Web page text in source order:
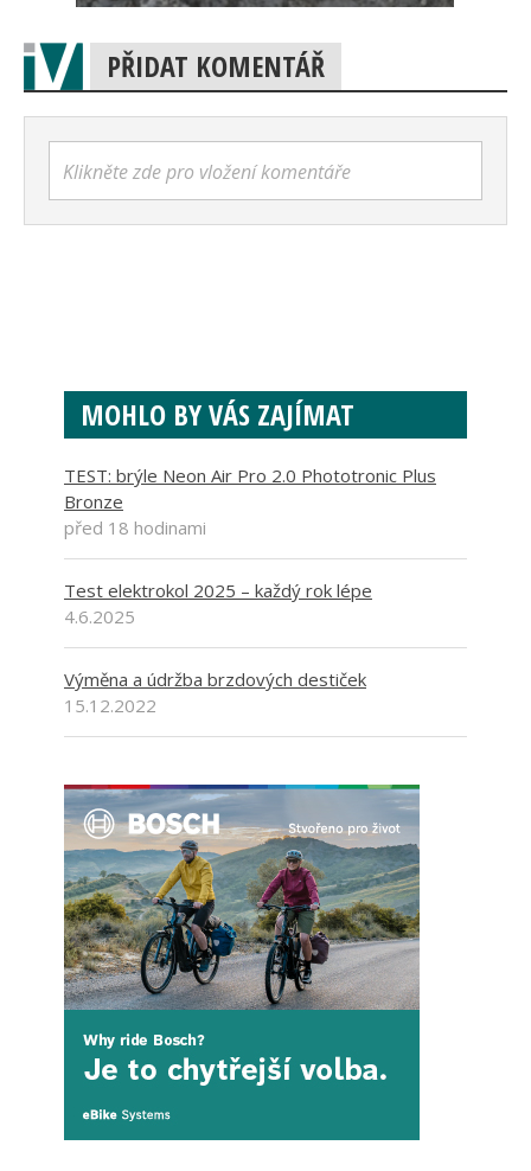
PŘIDAT KOMENTÁŘ
Klikněte zde pro vložení komentáře
MOHLO BY VÁS ZAJÍMAT
TEST: brýle Neon Air Pro 2.0 Phototronic Plus
Bronze
před 18 hodinami
Test elektrokol 2025 – každý rok lépe
4.6.2025
Výměna a údržba brzdových destiček
15.12.2022